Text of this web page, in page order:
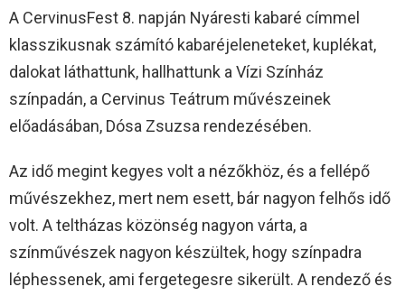
A CervinusFest 8. napján Nyáresti kabaré címmel
klasszikusnak számító kabaréjeleneteket, kuplékat,
dalokat láthattunk, hallhattunk a Vízi Színház
színpadán, a Cervinus Teátrum művészeinek
előadásában, Dósa Zsuzsa rendezésében.
Az idő megint kegyes volt a nézőkhöz, és a fellépő
művészekhez, mert nem esett, bár nagyon felhős idő
volt. A teltházas közönség nagyon várta, a
színművészek nagyon készültek, hogy színpadra
léphessenek, ami fergetegesre sikerült. A rendező és